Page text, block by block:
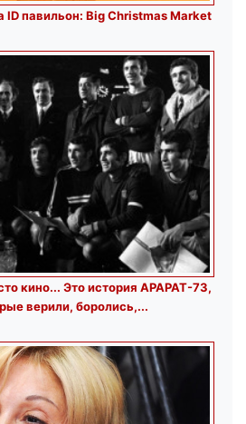
ID павильон: Big Christmas Market
кино.․․ Это история АРАРАТ-73,
верили, боролись,...